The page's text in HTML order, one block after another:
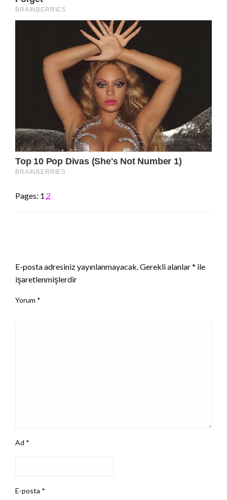
Pages: 1 2
E-posta adresiniz yayınlanmayacak.Gerekli alanlar* ile
işaretlenmişlerdir
Yorum *
Ad *
E-posta *